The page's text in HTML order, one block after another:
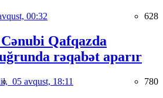
00:32 628
Qafqazda
rəqabət aparır
05 avqust, 18:11 780